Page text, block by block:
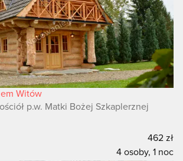
Witów
p.w. Matki Bożej Szkaplerznej
462 zł
4 osoby, 1 noc